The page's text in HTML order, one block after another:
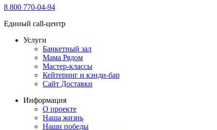
8 800 770-04-94
Единый call-центр
Услуги
Банкетный зал
Мама Рядом
Мастер-классы
Кейтеринг и кэнди-бар
Сайт Доставки
Информация
О проекте
Наша жизнь
Наши победы